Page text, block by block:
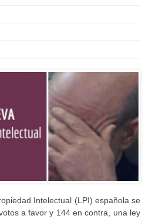
Intelectual (LPI) española se
a favor y 144 en contra, una ley